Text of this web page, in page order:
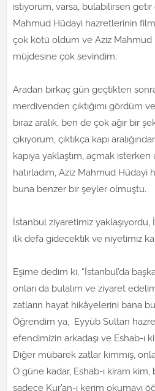
istiyorum, varsa, bulabilirsen
Mahmud Hüdayi hazretlerinin
çok kötü oldum ve Aziz Mahmud
müjdesine çok sevindim.
Aradan birkaç gün geçtikten
merdivenden çıktığımı gördüm
biraz aralık, ben de çok ağır bir
çıkıyorum, çıktıkça kapı
kapıya yaklaştım, açmak
hatırladım, Aziz Mahmud
buna benzer bir şeyler olmuştu.
İstanbul ziyaretimiz
ilk defa gidecektik ve niyetimiz
Eşime dedim ki, “İstanbul’da
onları da bulalım ve ziyaret
zatların hayat hikâyelerini bana
Öğrendim ya, Eyyüb Sultan
efendimizin arkadaşı ve Eshab-ı
Diğer mübarek zatlar kimmiş,
O güne kadar, Eshab-ı kiram
sadece Kur’an-ı kerim okumayı